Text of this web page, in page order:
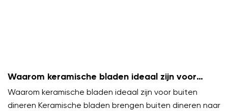
Waarom keramische bladen ideaal zijn voor
buiten dineren
Waarom keramische bladen ideaal zijn voor buiten
dineren Keramische bladen brengen buiten dineren naar